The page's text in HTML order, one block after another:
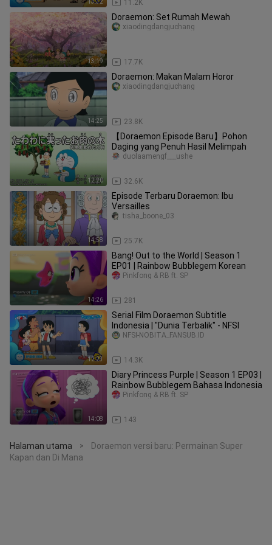
13:32 11.2K
13:19
Doraemon: Set Rumah Mewah
17.7K
xiaodingdangjuchang
14:25
Doraemon: Makan Malam Horor
23.8K
xiaodingdangjuchang
12:20
【Doraemon Episode Baru】Pohon
Daging yang Penuh Hasil Melimpah
32.6K
duolaamengf___ushe
14:58
Episode Terbaru Doraemon: Ibu
Versailles
25.7K
tisha_boone_03
14:26
Bang! Out to the World | Season 1
EP01 | Rainbow Bubblegem Korean
281
Pinkfong & RB ft. SP
12:23
Serial Film Doraemon Subtitle
Indonesia | "Dunia Terbalik" - NFSI
14.3K
NFSI-NOBITA_FANSUB.ID
14:08
Diary Princess Purple | Season 1 EP03 |
Rainbow Bubblegem Bahasa Indonesia
143
Pinkfong & RB ft. SP
Halaman utama >
Doraemon versi baru: Permainan Super
Kapan dan Di Mana